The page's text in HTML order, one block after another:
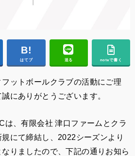
はてブ 送る noteで書く
ットボールクラブの活動にご理
にありがとうございます。
は、有限会社 津口ファームとクラ
にて締結し、2022シーズンより
りましたので、下記の通りお知ら